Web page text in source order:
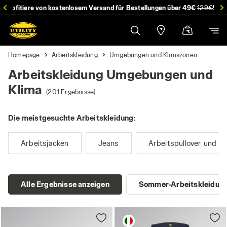
Profitiere von kostenlosem Versand für Bestellungen über 49€129€!
Homepage Arbeitskleidung Umgebungen und Klimazonen
Arbeitskleidung Umgebungen und
Klima
(201 Ergebnisse)
Die meistgesuchte Arbeitskleidung:
Arbeitsjacken Jeans Arbeitspullover und
Alle Ergebnisse anzeigen Sommer-